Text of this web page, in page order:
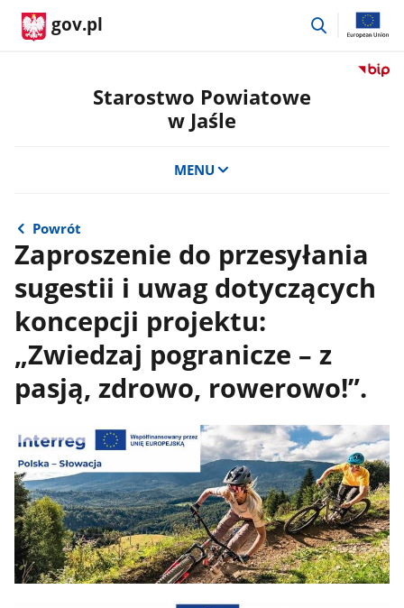
gov.pl
przejdź
Przejdź
Starostwo Powiatowe
w Jaśle
MENU
Powrót
Zaproszenie do przesyłania
sugestii i uwag dotyczących
koncepcji projektu:
„Zwiedzaj pogranicze – z
pasją, zdrowo, rowerowo!”.